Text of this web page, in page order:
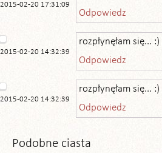
2015-02-20 17:31:09
Odpowiedz
2015-02-20 14:32:39
rozpłynęłam się... :)
Odpowiedz
2015-02-20 14:32:39
rozpłynęłam się... :)
Odpowiedz
Podobne ciasta